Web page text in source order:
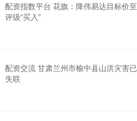
配资指数平台 花旗：降伟易达目标价
评级“买入”
配资交流 甘肃兰州市榆中县山洪灾害
失联